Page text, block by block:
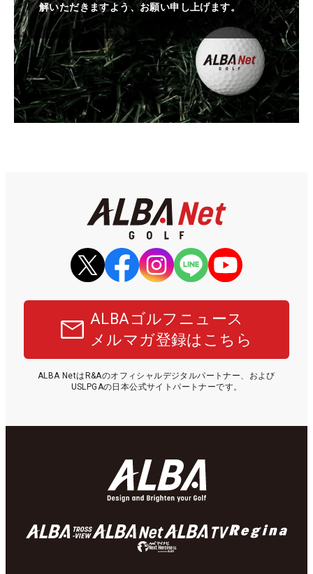
解いただきますよう、お願い申し上げます。
ALBAゴルフニュース
メルマガ登録はこちら
ALBA NetはR&Aのオフィシャルデジタルパートナー、および
USLPGAの日本公式サイトパートナーです。